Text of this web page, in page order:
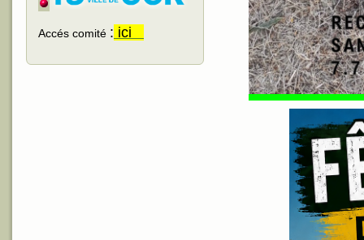
Accés comité : ici